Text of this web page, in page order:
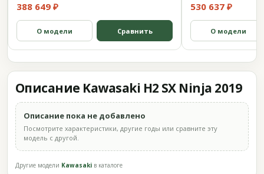
388 649 ₽
О модели Сравнить
530 637 ₽
О модели
Описание Kawasaki H2 SX Ninja 2019
Описание пока не добавлено
Посмотрите характеристики, другие годы или сравните эту
модель с другой.
Другие модели Kawasaki в каталоге